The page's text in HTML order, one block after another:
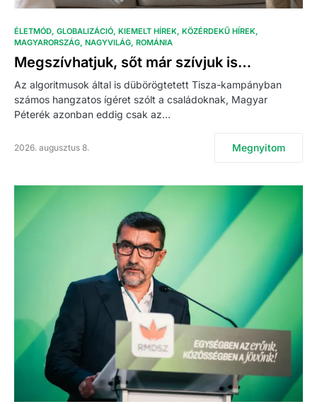
ÉLETMÓD GLOBALIZÁCIÓ KIEMELT HÍREK KÖZÉRDEKŰ HÍREK
MAGYARORSZÁG NAGYVILÁG ROMÁNIA
Megszívhatjuk, sőt már szívjuk is…
Az algoritmusok által is dübörögtetett Tisza-kampányban
számos hangzatos ígéret szólt a családoknak, Magyar
Péterék azonban eddig csak az…
2026. augusztus 8. Megnyitom